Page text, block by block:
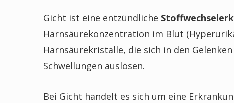
Gicht ist eine entzündliche
Harnsäurekonzentration im Blut
Harnsäurekristalle, die sich in den
Schwellungen auslösen.
Bei Gicht handelt es sich um eine